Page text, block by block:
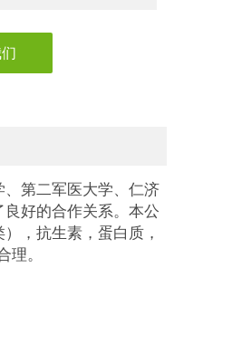
第二军医大学、仁济
好的合作关系。本公
，抗生素，蛋白质，
理。